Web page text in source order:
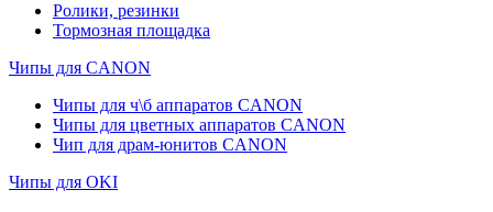
Ролики, резинки
Тормозная площадка
Чипы для CANON
Чипы для ч\б аппаратов CANON
Чипы для цветных аппаратов CANON
Чип для драм-юнитов CANON
Чипы для OKI